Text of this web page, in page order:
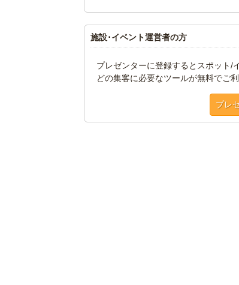
施設･イベント運営者の方
プレゼンターに登録するとスポット/
どの集客に必要なツールが無料でご利
プレ